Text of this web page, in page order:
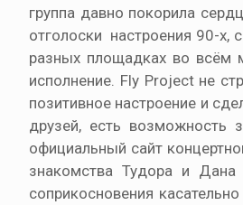
группа давно покорила
отголоски настроения 90-х,
разных площадках во всём
исполнение. Fly Project не
позитивное настроение и
друзей, есть возможность
официальный сайт
знакомства Тудора и
соприкосновения